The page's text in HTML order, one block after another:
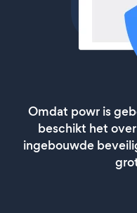
Omdat powr is
beschikt het
ingebouwde